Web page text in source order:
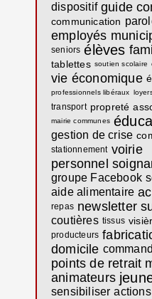
dispositif guide
communication
employés
seniors élèves
tablettes soutien scolaire
vie économique
professionnels libéraux
transport propreté
mairie communes
gestion de crise
stationnement voirie
personnel
groupe Facebook
aide alimentaire
repas newsletter
coutières tissus
producteurs
domicile
points de retrait
animateurs
sensibiliser actions